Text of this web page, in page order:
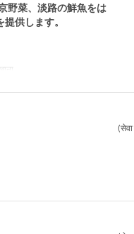
野菜、淡路の鮮魚をは
供します。